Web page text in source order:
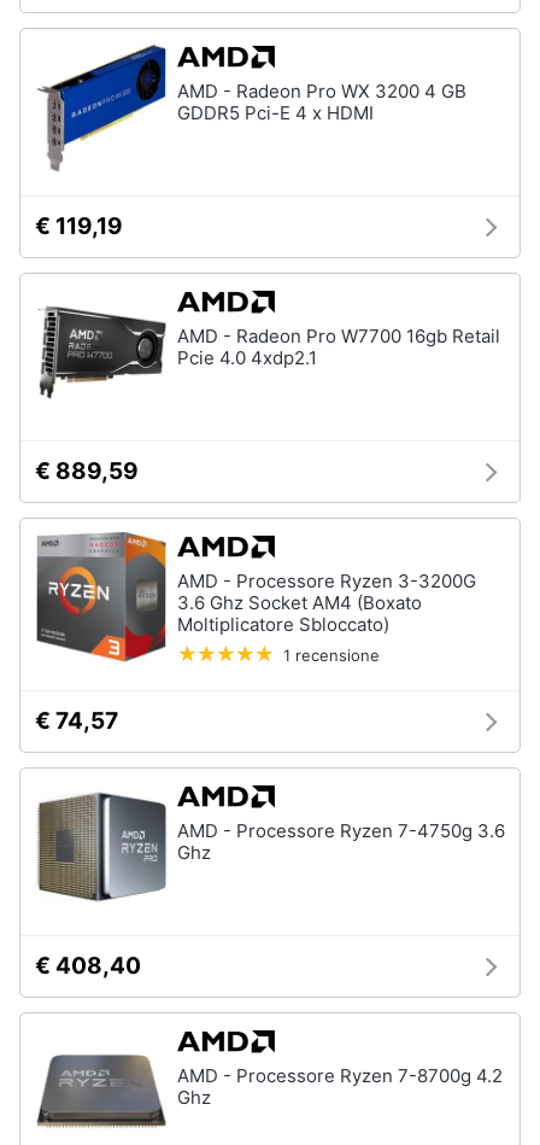
Servizi
Assistenza
clienti
Esci
AMD - Radeon Pro WX 3200 4 GB
GDDR5 Pci-E 4 x HDMI
€ 119,19
AMD - Radeon Pro W7700 16gb Retail
Pcie 4.0 4xdp2.1
€ 889,59
AMD - Processore Ryzen 3-3200G
3.6 Ghz Socket AM4 (Boxato
Moltiplicatore Sbloccato)
1 recensione
€ 74,57
AMD - Processore Ryzen 7-4750g 3.6
Ghz
€ 408,40
AMD - Processore Ryzen 7-8700g 4.2
Ghz